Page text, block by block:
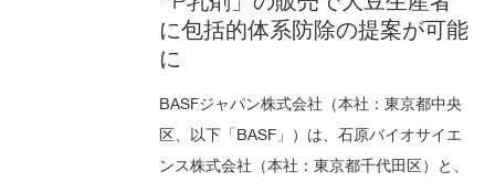
に包括的体系防除の提案が可能
に
BASFジャパン株式会社（本社：東京都中央
区、以下「BASF」）は、石原バイオサイエ
ンス株式会社（本社：東京都千代田区）と、